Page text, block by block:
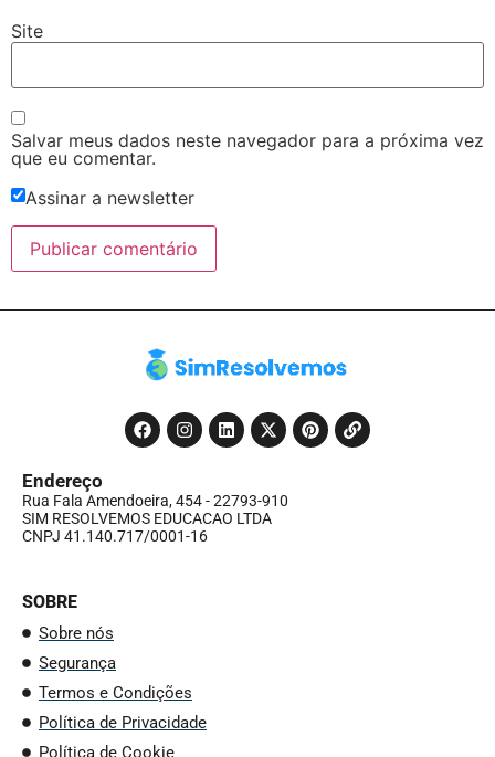
Site
Salvar meus dados neste navegador para a próxima vez
que eu comentar.
Assinar a newsletter
Endereço
Rua Fala Amendoeira, 454 - 22793-910
SIM RESOLVEMOS EDUCACAO LTDA
CNPJ 41.140.717/0001-16
SOBRE
Sobre nós
Segurança
Termos e Condições
Política de Privacidade
Política de Cookie